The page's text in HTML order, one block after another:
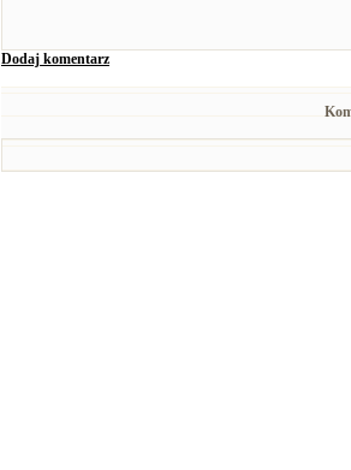
Dodaj komentarz